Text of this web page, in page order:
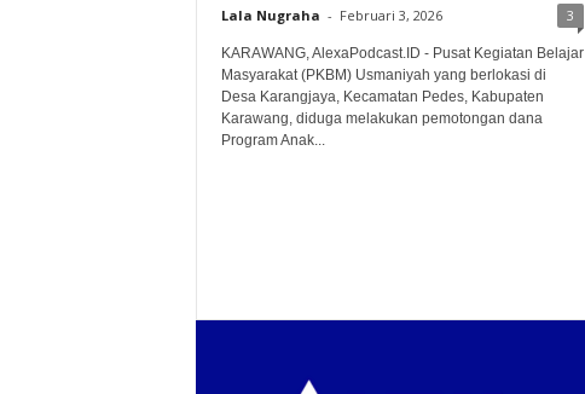
Lala Nugraha - Februari 3, 2026 3
KARAWANG, AlexaPodcast.ID - Pusat Kegiatan Belajar
Masyarakat (PKBM) Usmaniyah yang berlokasi di
Desa Karangjaya, Kecamatan Pedes, Kabupaten
Karawang, diduga melakukan pemotongan dana
Program Anak...